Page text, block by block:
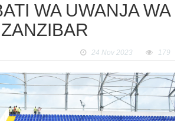
WA UWANJA WA
24 Nov 2023 179